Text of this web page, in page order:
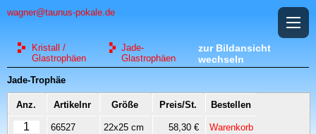
wagner@taunus-pokale.de
Kristall /
Glastrophäen
Jade-
Glastrophäen
zur Bildansicht
wechseln
Jade-Trophäe
Anz. Artikelnr Größe Preis/St. Bestellen
66527 22x25 cm 58,30 € Warenkorb